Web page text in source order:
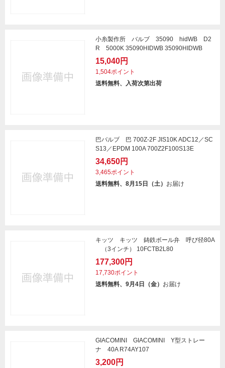
小糸製作所 バルブ 35090 hidWB D2
R 5000K 35090HIDWB 35090HIDWB
15,040円
1,504ポイント
送料無料、入荷次第出荷
巴バルブ 巴 700Z-2F JIS10K ADC12／SC
S13／EPDM 100A 700Z2F100S13E
34,650円
3,465ポイント
送料無料、8月15日（土） お届け
キッツ キッツ 鋳鉄ボール弁 呼び径80A
（3インチ） 10FCTB2L80
177,300円
17,730ポイント
送料無料、9月4日（金） お届け
GIACOMINI GIACOMINI Y型ストレー
ナ 40A R74AY107
3,200円